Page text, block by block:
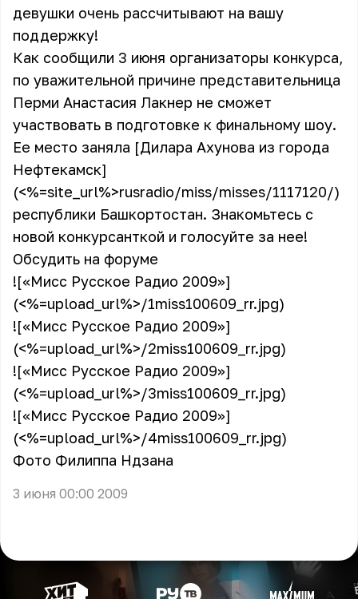
девушки очень рассчитывают на вашу
поддержку!
Как сообщили 3 июня организаторы конкурса,
по уважительной причине представительница
Перми Анастасия Лакнер не сможет
участвовать в подготовке к финальному шоу.
Ее место заняла [Дилара Ахунова из города
Нефтекамск]
(<%=site_url%>rusradio/miss/misses/1117120/)
республики Башкортостан. Знакомьтесь с
новой конкурсанткой и голосуйте за нее!
Обсудить на форуме
![«Мисс Русское Радио 2009»]
(<%=upload_url%>/1miss100609_rr.jpg)
![«Мисс Русское Радио 2009»]
(<%=upload_url%>/2miss100609_rr.jpg)
![«Мисс Русское Радио 2009»]
(<%=upload_url%>/3miss100609_rr.jpg)
![«Мисс Русское Радио 2009»]
(<%=upload_url%>/4miss100609_rr.jpg)
Фото Филиппа Ндзана
3 июня 00:00 2009